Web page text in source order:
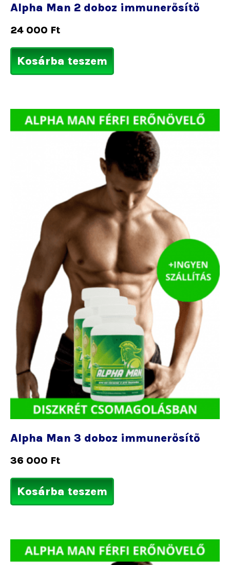
Alpha Man 2 doboz immunerősítő
24 000 Ft
Kosárba teszem
Alpha Man 3 doboz immunerősítő
36 000 Ft
Kosárba teszem